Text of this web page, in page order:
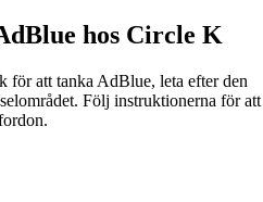
hos Circle K
för att tanka AdBlue, leta efter den
Följ instruktionerna för att